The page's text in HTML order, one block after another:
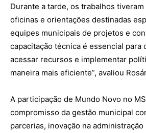
Durante a tarde, os trabalhos
oficinas e orientações destinadas
equipes municipais de projetos e
capacitação técnica é essencial para
acessar recursos e implementar
maneira mais eficiente”, avaliou
A participação de Mundo Novo no
compromisso da gestão municipal
parcerias, inovação na administração